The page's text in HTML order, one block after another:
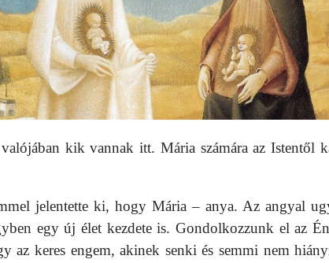
kik vannak itt. Mária számára az Istentől
jelentette ki, hogy Mária – anya. Az angyal
egy új élet kezdete is. Gondolkozzunk el az
az keres engem, akinek senki és semmi nem